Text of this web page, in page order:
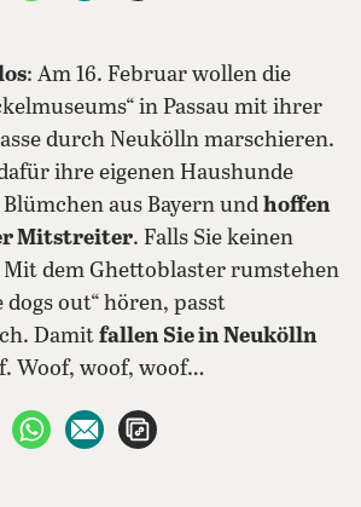
: Am 16. Februar wollen die
in Passau mit ihrer
durch Neukölln marschieren.
ihre eigenen Haushunde
aus Bayern und hoffen
Mitstreiter. Falls Sie keinen
Mit dem Ghettoblaster rumstehen
out“ hören, passt
Damit fallen Sie in Neukölln
Woof, woof, woof…
teilen
auf X teilenper WhatsApp teilen
per E-Mail teilen